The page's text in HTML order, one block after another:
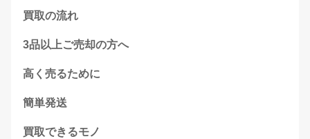
買取の流れ
3品以上ご売却の方へ
高く売るために
簡単発送
買取できるモノ